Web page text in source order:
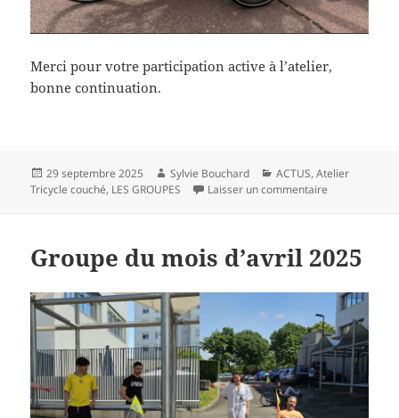
Merci pour votre participation active à l’atelier,
bonne continuation.
Publié
le
29 septembre 2025 Auteur
Sylvie Bouchard Catégories
ACTUS,Atelier
Tricycle couché, LES GROUPES Laisser un commentaire
Groupe du mois d’avril 2025